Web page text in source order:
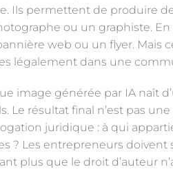
Ils permettent de produire
ou un graphiste.
web ou un flyer. Mais
légalement dans une
image générée par IA naît
Le résultat final n’est pas
juridique : à qui
? Les entrepreneurs
plus que le droit d’auteur